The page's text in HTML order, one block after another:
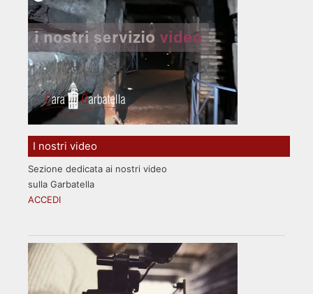
I nostri video
Sezione dedicata ai nostri video
sulla Garbatella
ACCEDI